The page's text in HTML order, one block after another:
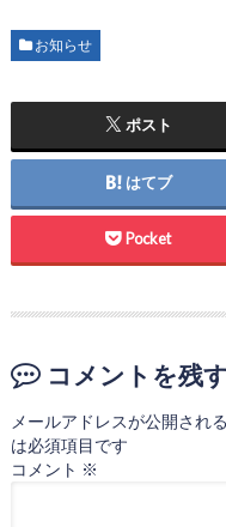
お知らせ
ポスト
はてブ
Pocket
コメントを残
メールアドレスが公開され
は必須項目です
コメント ※